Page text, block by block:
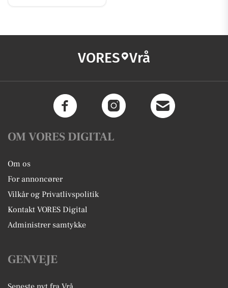
VORES Vrå
OM VORES DIGITAL
Om os
For annoncører
Vilkår og Privatlivspolitik
Kontakt VORES Digital
Administrer samtykke
GENVEJE